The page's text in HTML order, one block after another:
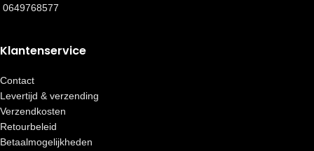
0649768577
Klantenservice
Contact
Levertijd & verzending
Verzendkosten
Retourbeleid
Betaalmogelijkheden